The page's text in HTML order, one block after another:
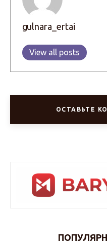
gulnara_ertai
View all posts
ОСТАВЬТЕ